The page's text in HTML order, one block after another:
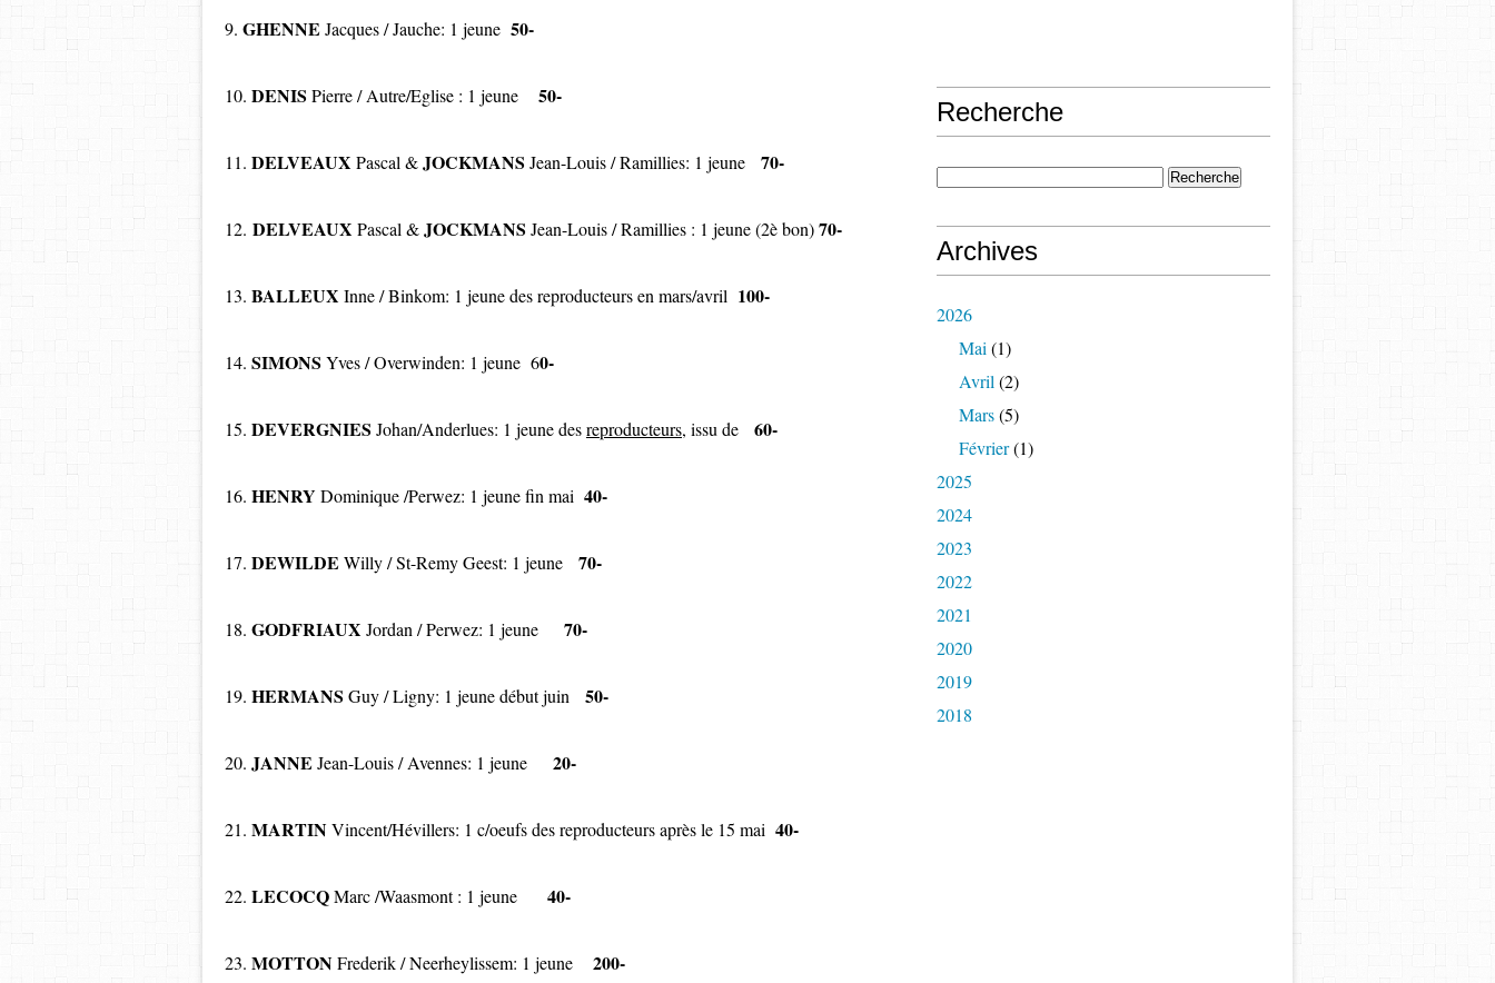
9. GHENNE Jacques / Jauche: 1 jeune 50-
10. DENIS Pierre / Autre/Eglise : 1 jeune 50-
11. DELVEAUX Pascal &JOCKMANS Jean-Louis / Ramillies: 1 jeune 70-
12. DELVEAUX Pascal &JOCKMANS Jean-Louis / Ramillies : 1 jeune (2è bon)70-
13. BALLEUX Inne / Binkom: 1 jeune des reproducteurs en mars/avril 100-
14. SIMONS Yves / Overwinden: 1 jeune 60-
15. DEVERGNIES Johan/Anderlues: 1 jeune desreproducteurs, issu de 60-
16. HENRY Dominique /Perwez: 1 jeune fin mai 40-
17. DEWILDE Willy / St-Remy Geest: 1 jeune 70-
18. GODFRIAUX Jordan / Perwez: 1 jeune 70-
19. HERMANS Guy / Ligny: 1 jeune début juin 50-
20. JANNE Jean-Louis / Avennes: 1 jeune 20-
21. MARTINVincent/Hévillers: 1 c/oeufs des reproducteurs après le 15 mai 40-
22. LECOCQMarc /Waasmont : 1 jeune 40-
23. MOTTONFrederik / Neerheylissem: 1 jeune 200-
Recherche
Archives
2026
Mai (1)
Avril (2)
Mars(5)
Février(1)
2025
2024
2023
2022
2021
2020
2019
2018